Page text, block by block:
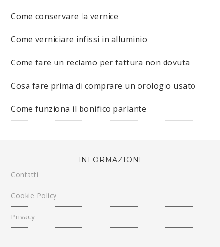
Come conservare la vernice
Come verniciare infissi in alluminio
Come fare un reclamo per fattura non dovuta
Cosa fare prima di comprare un orologio usato
Come funziona il bonifico parlante
INFORMAZIONI
Contatti
Cookie Policy
Privacy